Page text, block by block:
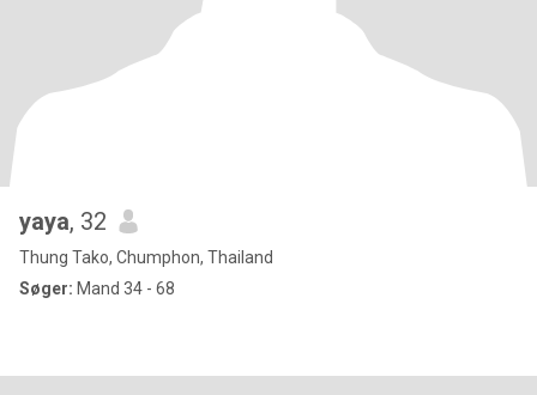
yaya, 32
Thung Tako, Chumphon, Thailand
Søger: Mand 34 - 68